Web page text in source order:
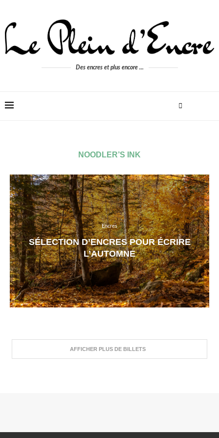
Des encres et plus encore ...
NOODLER’S INK
Encres
SÉLECTION D’ENCRES POUR ÉCRIRE
L’AUTOMNE
AFFICHER PLUS DE BILLETS